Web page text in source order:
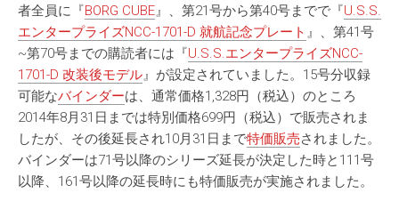
者全員に『BORG CUBE』、第21号から第40号までで『U.S.S.
エンタープライズNCC-1701-D 就航記念プレート 』、第41号
~第70号までの購読者には『U.S.S.エンタープライズNCC-
1701-D 改装後モデル』が設定されていました。15号分収録
可能なバインダーは、通常価格1,328円（税込）のところ
2014年8月31日までは特別価格699円（税込）で販売されま
したが、その後延長され10月31日まで特価販売されました。
バインダーは71号以降のシリーズ延長が決定した時と111号
以降、161号以降の延長時にも特価販売が実施されました。